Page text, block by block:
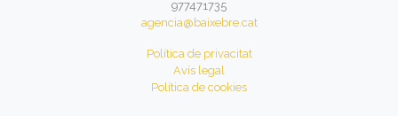
977471735
agencia@baixebre.cat
Política de privacitat
Avís legal
Política de cookies